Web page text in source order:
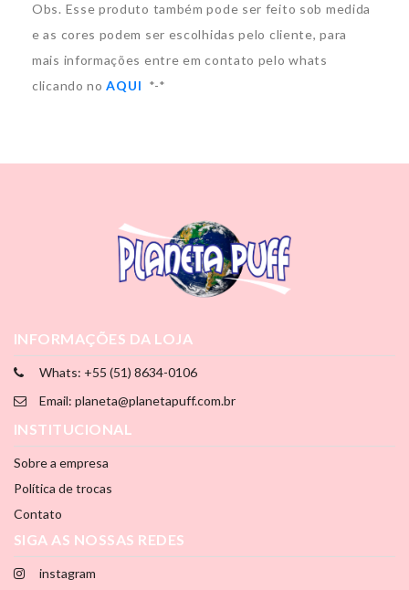
Obs. Esse produto também pode ser feito sob medida
e as cores podem ser escolhidas pelo cliente, para
mais informações entre em contato pelo whats
clicando noAQUI *-*
INFORMAÇÕES DA LOJA
Whats: +55 (51) 8634-0106
Email: planeta@planetapuff.com.br
INSTITUCIONAL
Sobre a empresa
Política de trocas
Contato
SIGA AS NOSSAS REDES
instagram